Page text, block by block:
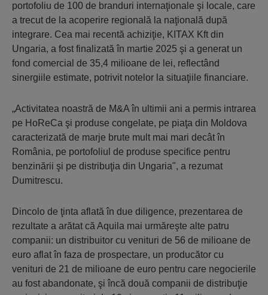
portofoliu de 100 de branduri internaţionale şi locale, care
a trecut de la acoperire regională la naţională după
integrare. Cea mai recentă achiziţie, KITAX Kft din
Ungaria, a fost finalizată în martie 2025 şi a generat un
fond comercial de 35,4 milioane de lei, reflectând
sinergiile estimate, potrivit notelor la situaţiile financiare.
„Activitatea noastră de M&A în ultimii ani a permis intrarea
pe HoReCa şi produse congelate, pe piaţa din Moldova
caracterizată de marje brute mult mai mari decât în
România, pe portofoliul de produse specifice pentru
benzinării şi pe distribuţia din Ungaria", a rezumat
Dumitrescu.
Dincolo de ţinta aflată în due diligence, prezentarea de
rezultate a arătat că Aquila mai urmăreşte alte patru
companii: un distribuitor cu venituri de 56 de milioane de
euro aflat în faza de prospectare, un producător cu
venituri de 21 de milioane de euro pentru care negocierile
au fost abandonate, şi încă două companii de distribuţie